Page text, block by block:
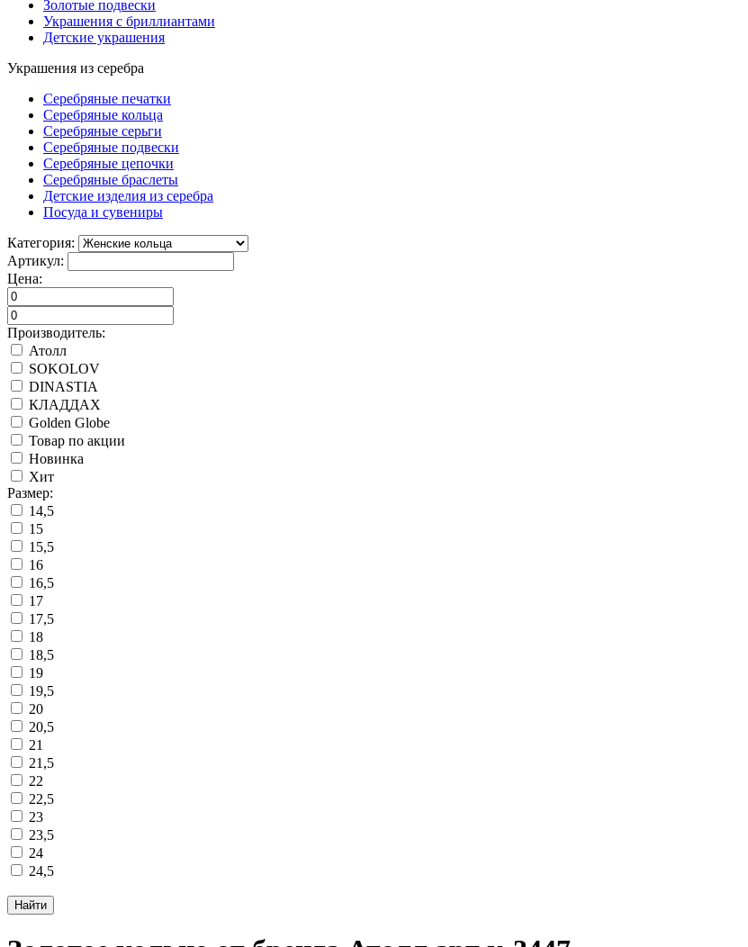
Золотые подвески
Украшения с бриллиантами
Детские украшения
Украшения из серебра
Серебряные печатки
Серебряные кольца
Серебряные серьги
Серебряные подвески
Серебряные цепочки
Серебряные браслеты
Детские изделия из серебра
Посуда и сувениры
Категория:
Артикул:
Цена:
Производитель:
Атолл
SOKOLOV
DINASTIA
КЛАДДАХ
Golden Globe
Товар по акции
Новинка
Хит
Размер:
14,5
15
15,5
16
16,5
17
17,5
18
18,5
19
19,5
20
20,5
21
21,5
22
22,5
23
23,5
24
24,5